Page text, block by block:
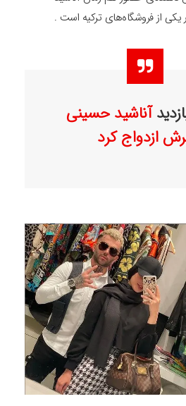
از فروشگاه‌های ترکیه است .
آناشید حسینی
ازدواج کرد